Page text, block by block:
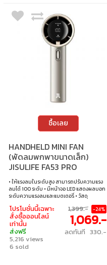
ซื้อเลย
HANDHELD MINI FAN
(พัดลมพกพาขนาดเล็ก)
JISULIFE FA53 PRO
HANDHELD FAN (BROWN)
(JSL-6975061531876)
• ให้แรงลมในระดับสูง สามารถปรับความแรง
ลมได้ 100 ระดับ • มีหน้าจอ LED แสดงผลบอก
ระดับความแรงลมและแบตเตอรี่ • วัสดุ
พลาสติก ABS ดีไซน์สวยงาม ทันสมัย • ใช้งาน
ได้สูงสุด 3-15 ชั่วโมง (ขึ้นอยู่กับความเร็วลม) •
รองรับ 18W Fast Charging • ความจุแบตเตอรี่
5000mAh
โปรโมชั่นนี้เฉพาะ
สั่งซื้อออนไลน์
เท่านั้น
ส่งฟรี
5,216 views
6 sold
1,399.- -24%
1,069.-
ลดทันที 330.-